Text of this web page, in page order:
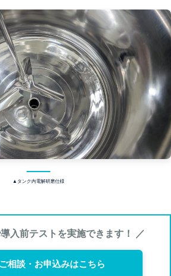
▲タンク内電解研磨仕様
入前テストを実施できます！ ／
相談・お申込みはこちら